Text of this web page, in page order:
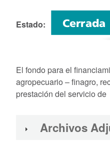
Estado
El fondo para el
agropecuario – finagro,
prestación del servicio de
Archivos